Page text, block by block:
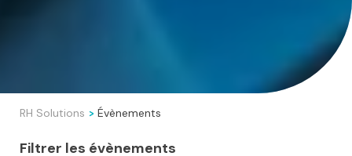
RH Solutions > Évènements
Filtrer les évènements